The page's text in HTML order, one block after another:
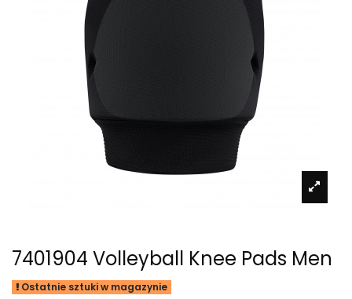
7401904 Volleyball Knee Pads Men
Ostatnie sztuki w magazynie